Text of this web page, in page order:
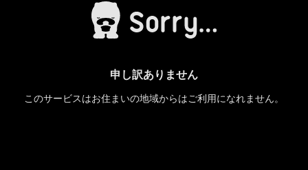
申し訳ありません
このサービスはお住まいの地域からはご利用になれません。